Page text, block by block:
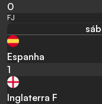
0
FJ
Espanha
1
Inglaterra F